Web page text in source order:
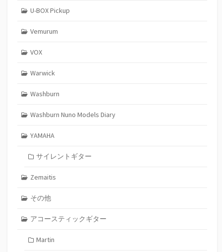
U-BOX Pickup
Vemurum
VOX
Warwick
Washburn
Washburn Nuno Models Diary
YAMAHA
サイレントギター
Zemaitis
その他
アコースティックギター
Martin